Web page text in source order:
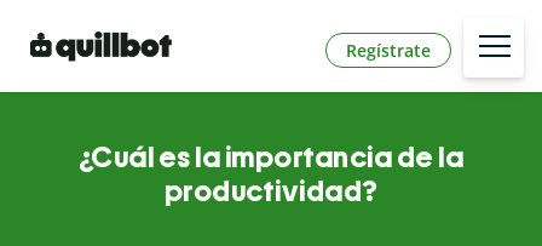
Regístrate
¿Cuál es la importancia de la
productividad?